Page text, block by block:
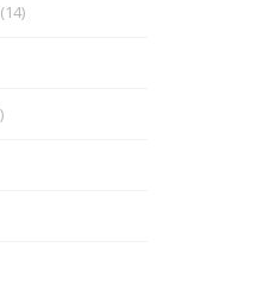
<strike> <strong>